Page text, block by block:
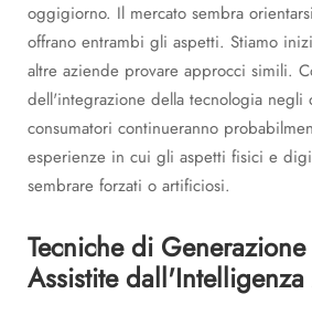
oggigiorno. Il mercato sembra
offrano entrambi gli aspetti. Stiamo
altre aziende provare approcci simili.
dell'integrazione della tecnologia
consumatori continueranno
esperienze in cui gli aspetti fisici e
sembrare forzati o artificiosi.
Tecniche di
Assistite